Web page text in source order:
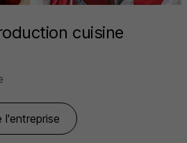
cuisine
l'entreprise